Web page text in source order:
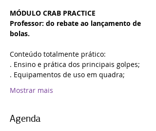
MÓDULO CRAB PRACTICE
Professor: do rebate ao lançamento de
bolas.
Conteúdo totalmente prático:
. Ensino e prática dos principais golpes;
. Equipamentos de uso em quadra;
Mostrar mais
Agenda